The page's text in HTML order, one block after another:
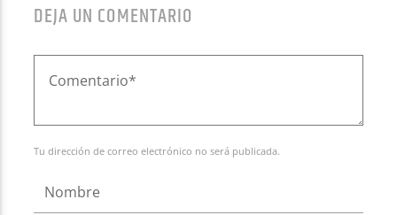
DEJA UN COMENTARIO
Tu dirección de correo electrónico no será publicada.